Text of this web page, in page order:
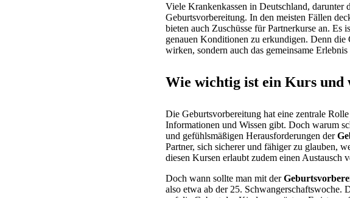
Viele Krankenkassen in Deutschland,
Geburtsvorbereitung. In den meisten Fällen
bieten auch Zuschüsse für Partnerkurse an.
genauen Konditionen zu erkundigen. Denn
wirken, sondern auch das gemeinsame
Wie wichtig ist ein Kurs und
Die Geburtsvorbereitung hat eine zentrale
Informationen und Wissen gibt. Doch warum
und gefühlsmäßigen Herausforderungen der
Partner, sich sicherer und fähiger zu glauben,
diesen Kursen erlaubt zudem einen
Doch wann sollte man mit der
also etwa ab der 25. Schwangerschaftswoche.